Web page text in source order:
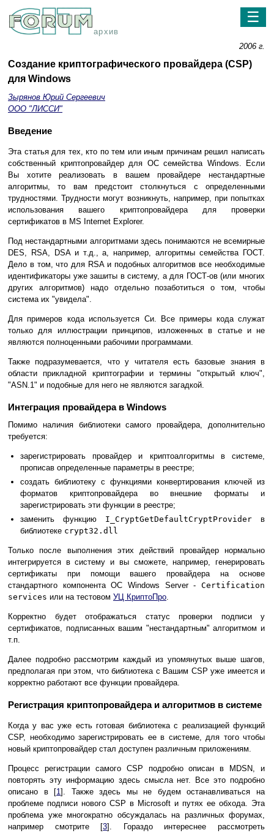
архив
☰
2006 г.
Создание криптографического провайдера (CSP)
для Windows
Зырянов Юрий Сергеевич
OOO "ЛИССИ"
Введение
Эта статья для тех, кто по тем или иным причинам решил написать
собственный криптопровайдер для OC семейства Windows. Если
Вы хотите реализовать в вашем провайдере нестандартные
алгоритмы, то вам предстоит столкнуться с определенными
трудностями. Трудности могут возникнуть, например, при попытках
использования вашего криптопровайдера для проверки
сертификатов в MS Internet Explorer.
Под нестандартными алгоритмами здесь понимаются не всемирные
DES, RSA, DSA и т.д., а, например, алгоритмы семейства ГОСТ.
Дело в том, что для RSA и подобных алгоритмов все необходимые
идентификаторы уже зашиты в систему, а для ГОСТ-ов (или многих
других алгоритмов) надо отдельно позаботиться о том, чтобы
система их "увидела".
Для примеров кода используется Си. Все примеры кода служат
только для иллюстрации принципов, изложенных в статье и не
являются полноценными рабочими программами.
Также подразумевается, что у читателя есть базовые знания в
области прикладной криптографии и термины "открытый ключ",
"ASN.1" и подобные для него не являются загадкой.
Интеграция провайдера в Windows
Помимо наличия библиотеки самого провайдера, дополнительно
требуется:
зарегистрировать провайдер и криптоалгоритмы в системе,
прописав определенные параметры в реестре;
создать библиотеку с функциями конвертирования ключей из
форматов криптопровайдера во внешние форматы и
зарегистрировать эти функции в реестре;
заменить функцию I_CryptGetDefaultCryptProvider в
библиотеке crypt32.dll
Только после выполнения этих действий провайдер нормально
интегрируется в систему и вы сможете, например, генерировать
сертификаты при помощи вашего провайдера на основе
стандартного компонента ОС Windows Server - Сertification
services или на тестовом УЦ КриптоПро.
Корректно будет отображаться статус проверки подписи у
сертификатов, подписанных вашим "нестандартным" алгоритмом и
т.п.
Далее подробно рассмотрим каждый из упомянутых выше шагов,
предполагая при этом, что библиотека с Вашим CSP уже имеется и
корректно работают все функции провайдера.
Регистрация криптопровайдера и алгоритмов в системе
Когда у вас уже есть готовая библиотека с реализацией функций
CSP, необходимо зарегистрировать ее в системе, для того чтобы
новый криптопровайдер стал доступен различным приложениям.
Процесс регистрации самого CSP подробно описан в MDSN, и
повторять эту информацию здесь смысла нет. Все это подробно
описано в [1]. Также здесь мы не будем останавливаться на
проблеме подписи нового CSP в Microsoft и путях ее обхода. Эта
проблема уже многократно обсуждалась на различных форумах,
например смотрите [3]. Гораздо интереснее рассмотреть